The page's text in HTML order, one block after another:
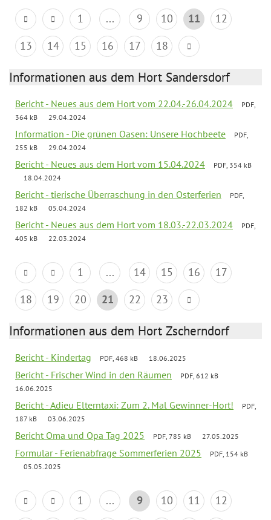
1 ... 9 10 11
12
13
14 15 16 17 18
Informationen aus dem Hort Sandersdorf
Bericht - Neues aus dem Hort vom 22.04.-26.04.2024
PDF,
364 kB
29.04.2024
Information - Die grünen Oasen: Unsere Hochbeete
PDF,
255 kB
29.04.2024
Bericht - Neues aus dem Hort vom 15.04.2024
PDF, 354 kB
18.04.2024
Bericht - tierische Überraschung in den Osterferien
PDF,
182 kB
05.04.2024
Bericht - Neues aus dem Hort vom 18.03.-22.03.2024
PDF,
405 kB
22.03.2024
1 ... 14 15 16
17
18
19 20 21 22 23
Informationen aus dem Hort Zscherndorf
Bericht - Kindertag PDF, 468 kB 18.06.2025
Bericht - Frischer Wind in den Räumen
PDF, 612 kB
16.06.2025
Bericht - Adieu Elterntaxi: Zum 2. Mal Gewinner-Hort!
PDF,
187 kB
03.06.2025
Bericht Oma und Opa Tag 2025 PDF, 785 kB 27.05.2025
Formular - Ferienabfrage Sommerferien 2025
PDF, 154 kB
05.05.2025
1 ... 9 10 11
12